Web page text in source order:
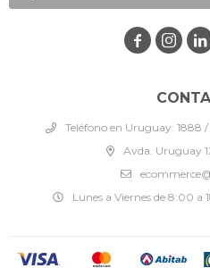
Teléfono en Uruguay: 1888
Avda. Uruguay
Lunes a Viernes de 8:00 a
  